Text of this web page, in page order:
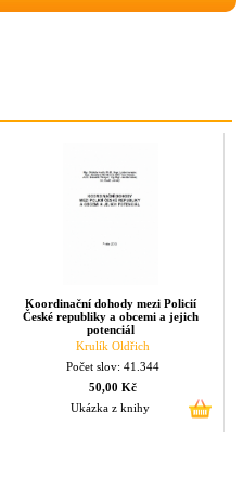
Koordinační dohody mezi Policií
České republiky a obcemi a jejich
potenciál
Krulík Oldřich
Počet slov: 41.344
50,00 Kč
Ukázka z knihy